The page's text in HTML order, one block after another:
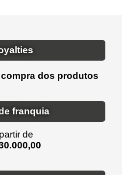
dos produtos
franquia
de